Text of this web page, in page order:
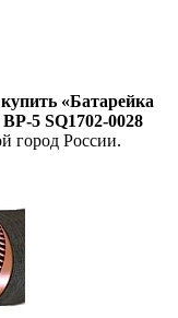
купить «Батарейка
5 SQ1702-0028
город России.